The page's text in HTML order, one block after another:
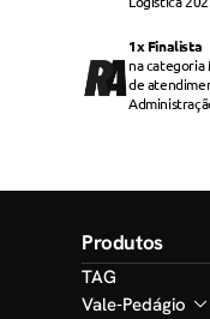
1x Finalista
na categoria
de
Produtos
TAG
Vale-Pedágio